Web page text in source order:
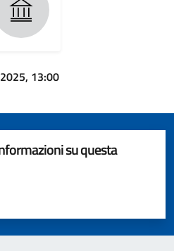
13:00
su questa
su 5
5